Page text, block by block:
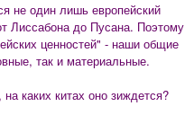
не один лишь европейский
Лиссабона до Пусана. Поэтому
ценностей" - наши общие
так и материальные.
каких китах оно зиждется?